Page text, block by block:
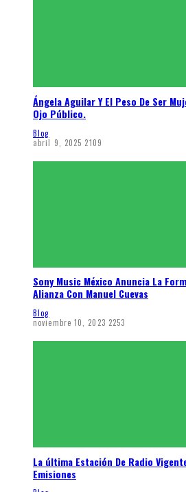
Ángela Aguilar Y El Peso De Ser
Ojo Público.
Blog
abril 9, 2025 2109
Sony Music México Anuncia La
Alianza Con Manuel Cuevas
Blog
noviembre 10, 2023 2253
La última Estación De Radio
Emisiones